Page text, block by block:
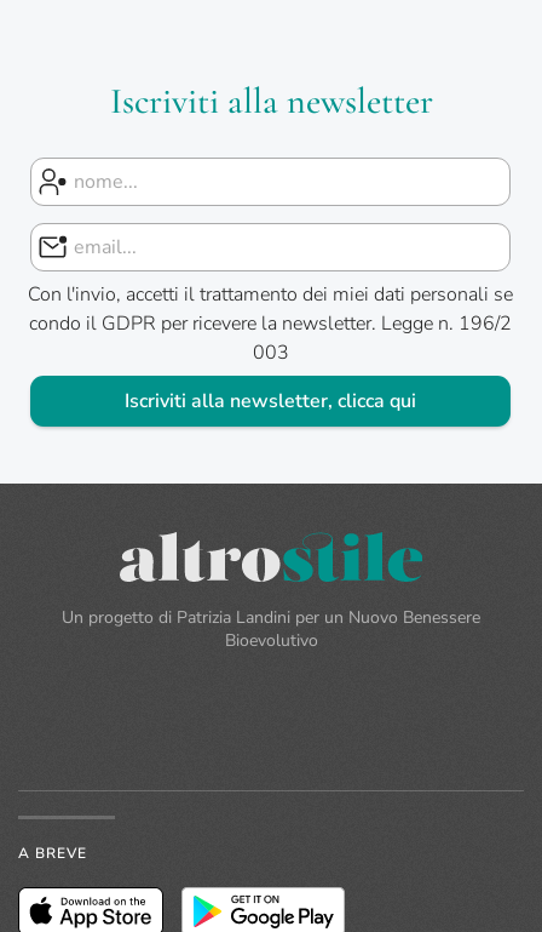
Iscriviti alla newsletter
Con l'invio, accetti il trattamento dei miei dati personali se
condo il GDPR per ricevere la newsletter. Legge n. 196/2
003
Iscriviti alla newsletter, clicca qui
Un progetto di Patrizia Landini per un Nuovo Benessere
Bioevolutivo
A BREVE